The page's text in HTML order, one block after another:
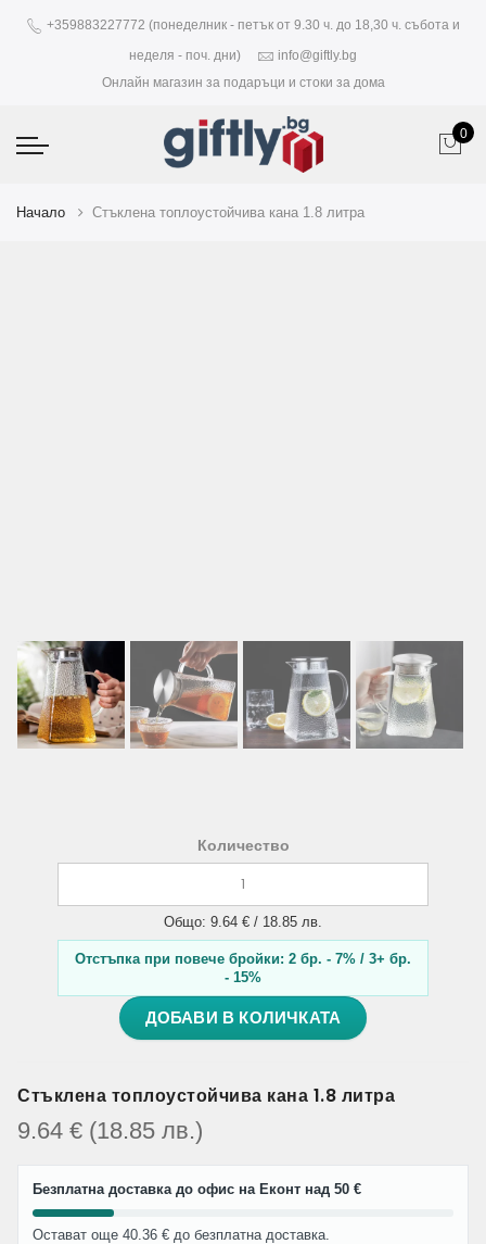
+359883227772 (понеделник - петък от 9.30 ч. до 18,30 ч. събота и
неделя - поч. дни)
info@giftly.bg
Онлайн магазин за подаръци и стоки за дома
0
Начало Стъклена топлоустойчива кана 1.8 литра
Количество
Общо: 9.64 € / 18.85 лв.
Отстъпка при повече бройки: 2 бр. - 7% / 3+ бр.
- 15%
ДОБАВИ В КОЛИЧКАТА
Стъклена топлоустойчива кана 1.8 литра
9.64 € (18.85 лв.)
Безплатна доставка до офис на Еконт над 50 €
Остават още 40.36 € до безплатна доставка.